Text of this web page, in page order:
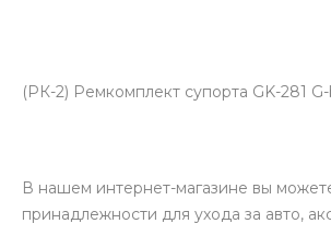
(РК-2) Ремкомплект супорта GK-281
В нашем интернет-магазине вы
принадлежности для ухода за авто,